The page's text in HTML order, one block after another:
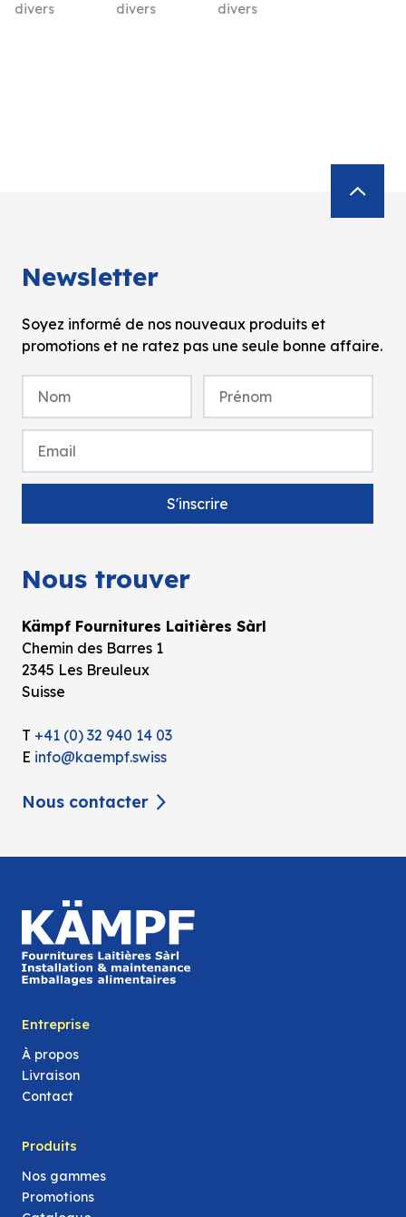
divers
divers
divers
Newsletter
Soyez informé de nos nouveaux produits et
promotions et ne ratez pas une seule bonne affaire.
Nous trouver
Kämpf Fournitures Laitières Sàrl
Chemin des Barres 1
2345 Les Breuleux
Suisse
T +41 (0) 32 940 14 03
E info@kaempf.swiss
Nous contacter
Entreprise
À propos
Livraison
Contact
Produits
Nos gammes
Promotions